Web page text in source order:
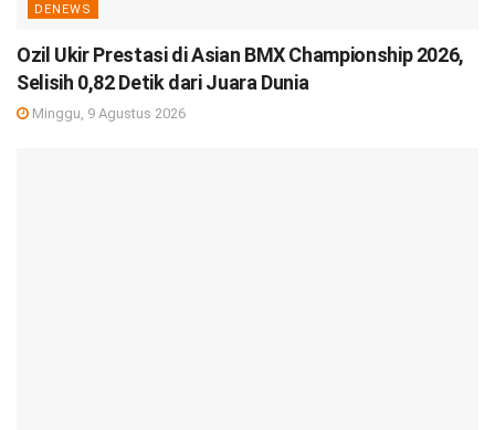
DENEWS
Ozil Ukir Prestasi di Asian BMX Championship 2026,
Selisih 0,82 Detik dari Juara Dunia
Minggu, 9 Agustus 2026